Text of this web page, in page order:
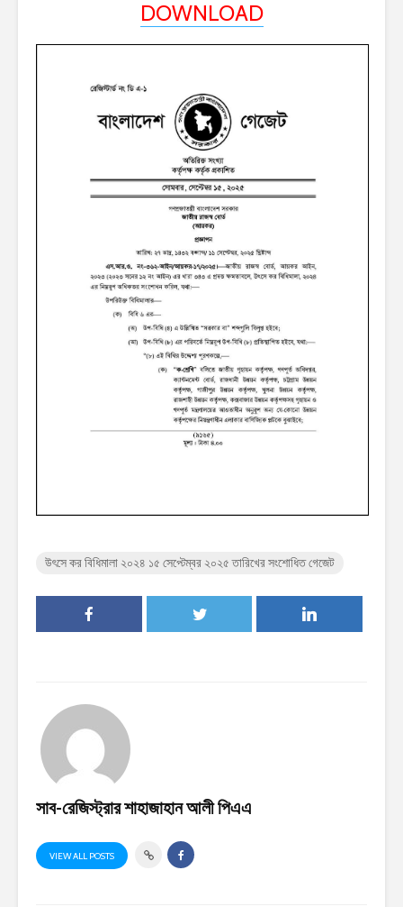
DOWNLOAD
উৎসে কর বিধিমালা ২০২৪ ১৫ সেপ্টেম্বর ২০২৫ তারিখের সংশোধিত গেজেট
সাব-রেজিস্ট্রার শাহাজাহান আলী পিএএ
VIEW ALL POSTS